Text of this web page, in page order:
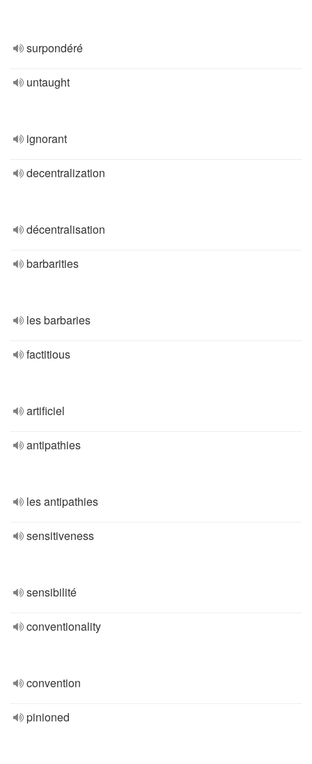
surpondéré
untaught
ignorant
decentralization
décentralisation
barbarities
les barbaries
factitious
artificiel
antipathies
les antipathies
sensitiveness
sensibilité
conventionality
convention
pinioned